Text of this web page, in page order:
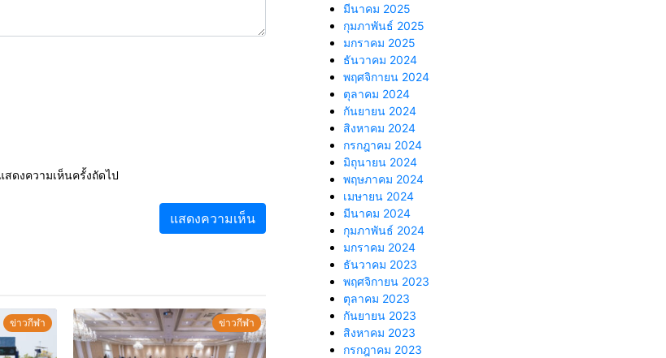
ดงความเห็นครั้งถัดไป
ข่าวกีฬา ข่าวกีฬา
มีนาคม 2025
กุมภาพันธ์ 2025
มกราคม 2025
ธันวาคม 2024
พฤศจิกายน 2024
ตุลาคม 2024
กันยายน 2024
สิงหาคม 2024
กรกฎาคม 2024
มิถุนายน 2024
พฤษภาคม 2024
เมษายน 2024
มีนาคม 2024
กุมภาพันธ์ 2024
มกราคม 2024
ธันวาคม 2023
พฤศจิกายน 2023
ตุลาคม 2023
กันยายน 2023
สิงหาคม 2023
กรกฎาคม 2023